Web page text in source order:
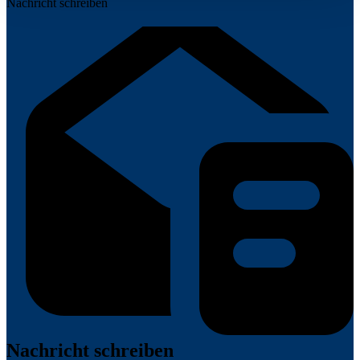
Nachricht schreiben
Nachricht schreiben